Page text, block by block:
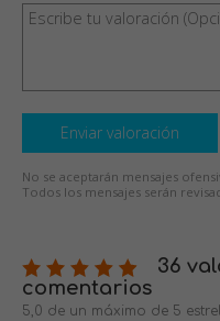
Enviar valoración
No se aceptarán mensajes
Todos los mensajes serán
36
comentarios
5,0 de un máximo de 5